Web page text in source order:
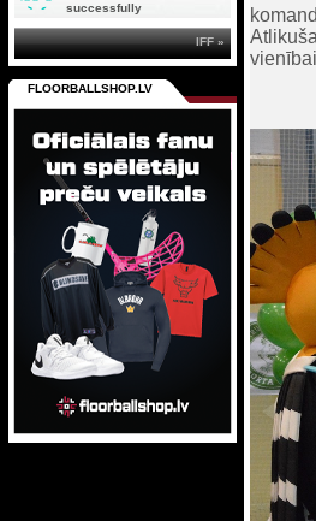
successfully
IFF »
FLOORBALLSHOP.LV